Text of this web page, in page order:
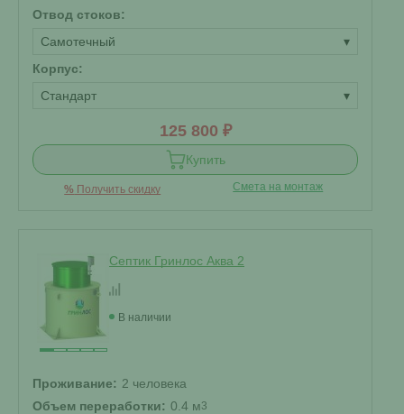
Отвод стоков:
Самотечный
▾
Корпус:
Стандарт
▾
125 800 ₽
Купить
% Получить скидку Смета на монтаж
Септик Гринлос Аква 2
В наличии
Проживание: 2 человека
Объем переработки: 0.4 м3